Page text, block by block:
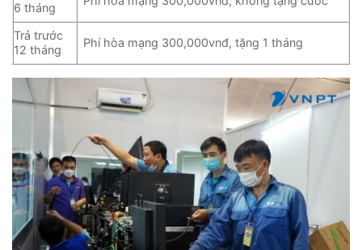
6 tháng
Trả trước
12 tháng
Phí hòa mạng 300,000vnđ, tặng 1 tháng